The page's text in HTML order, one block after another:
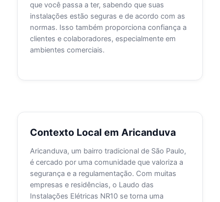
que você passa a ter, sabendo que suas
instalações estão seguras e de acordo com as
normas. Isso também proporciona confiança a
clientes e colaboradores, especialmente em
ambientes comerciais.
Contexto Local em Aricanduva
Aricanduva, um bairro tradicional de São Paulo,
é cercado por uma comunidade que valoriza a
segurança e a regulamentação. Com muitas
empresas e residências, o Laudo das
Instalações Elétricas NR10 se torna uma